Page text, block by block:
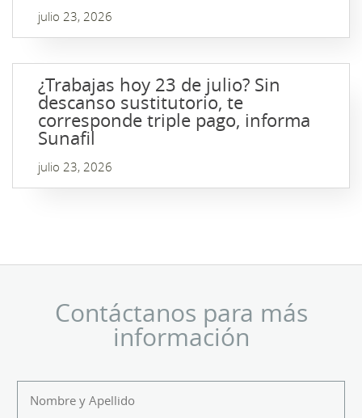
julio 23, 2026
¿Trabajas hoy 23 de julio? Sin
descanso sustitutorio, te
corresponde triple pago, informa
Sunafil
julio 23, 2026
Contáctanos para más
información